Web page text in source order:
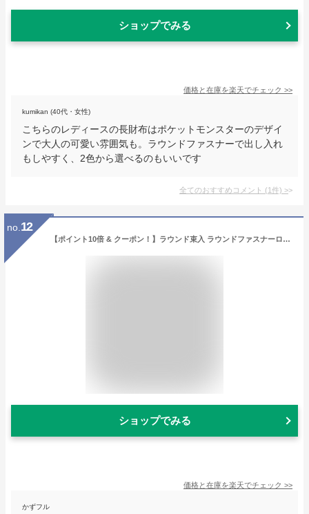
ショップでみる
価格と在庫を楽天でチェック >>
kumikan (40代・女性)
こちらのレディースの長財布はポケットモンスターのデザイ
ンで大人の可愛い雰囲気も。ラウンドファスナーで出し入れ
もしやすく、2色から選べるのもいいです
全てのおすすめコメント (1件) >
no. 12
【ポイント10倍 & クーポン！】ラウンド束入 ラウンドファスナーロングウォレット レディース長財布 ポケットモンスター Candyシリーズ ポケモン サンアート プレゼント ギフト
ショップでみる
価格と在庫を楽天でチェック >>
かずフル